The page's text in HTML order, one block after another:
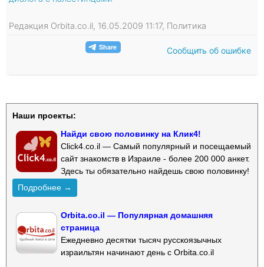
Редакция Orbita.co.il, 16.05.2009 11:17, Политика
Сообщить об ошибке
Наши проекты:
Найди свою половинку на Клик4!
Click4.co.il — Самый популярный и посещаемый
сайт знакомств в Израиле - более 200 000 анкет.
Здесь ты обязательно найдешь свою половинку!
Подробнее →
Orbita.co.il — Популярная домашняя
страница
Ежедневно десятки тысяч русскоязычных
израильтян начинают день с Orbita.co.il